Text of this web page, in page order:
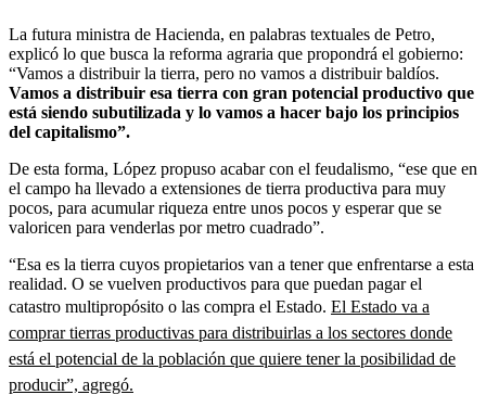
La futura ministra de Hacienda, en palabras textuales de Petro,
explicó lo que busca la reforma agraria que propondrá el gobierno:
“Vamos a distribuir la tierra, pero no vamos a distribuir baldíos.
Vamos a distribuir esa tierra con gran potencial productivo que
está siendo subutilizada y lo vamos a hacer bajo los principios
del capitalismo”.
De esta forma, López propuso acabar con el feudalismo, “ese que en
el campo ha llevado a extensiones de tierra productiva para muy
pocos, para acumular riqueza entre unos pocos y esperar que se
valoricen para venderlas por metro cuadrado”.
“Esa es la tierra cuyos propietarios van a tener que enfrentarse a esta
realidad. O se vuelven productivos para que puedan pagar el
catastro multipropósito o las compra el Estado. El Estado va a
comprar tierras productivas para distribuirlas a los sectores donde
está el potencial de la población que quiere tener la posibilidad de
producir”, agregó.